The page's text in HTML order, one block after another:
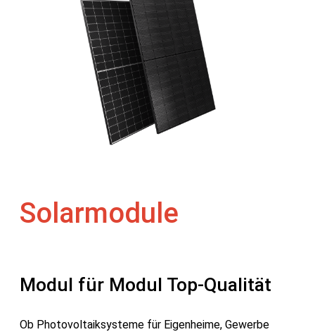
Solarmodule
Modul für Modul Top-Qualität
Ob Photovoltaiksysteme für Eigenheime, Gewerbe